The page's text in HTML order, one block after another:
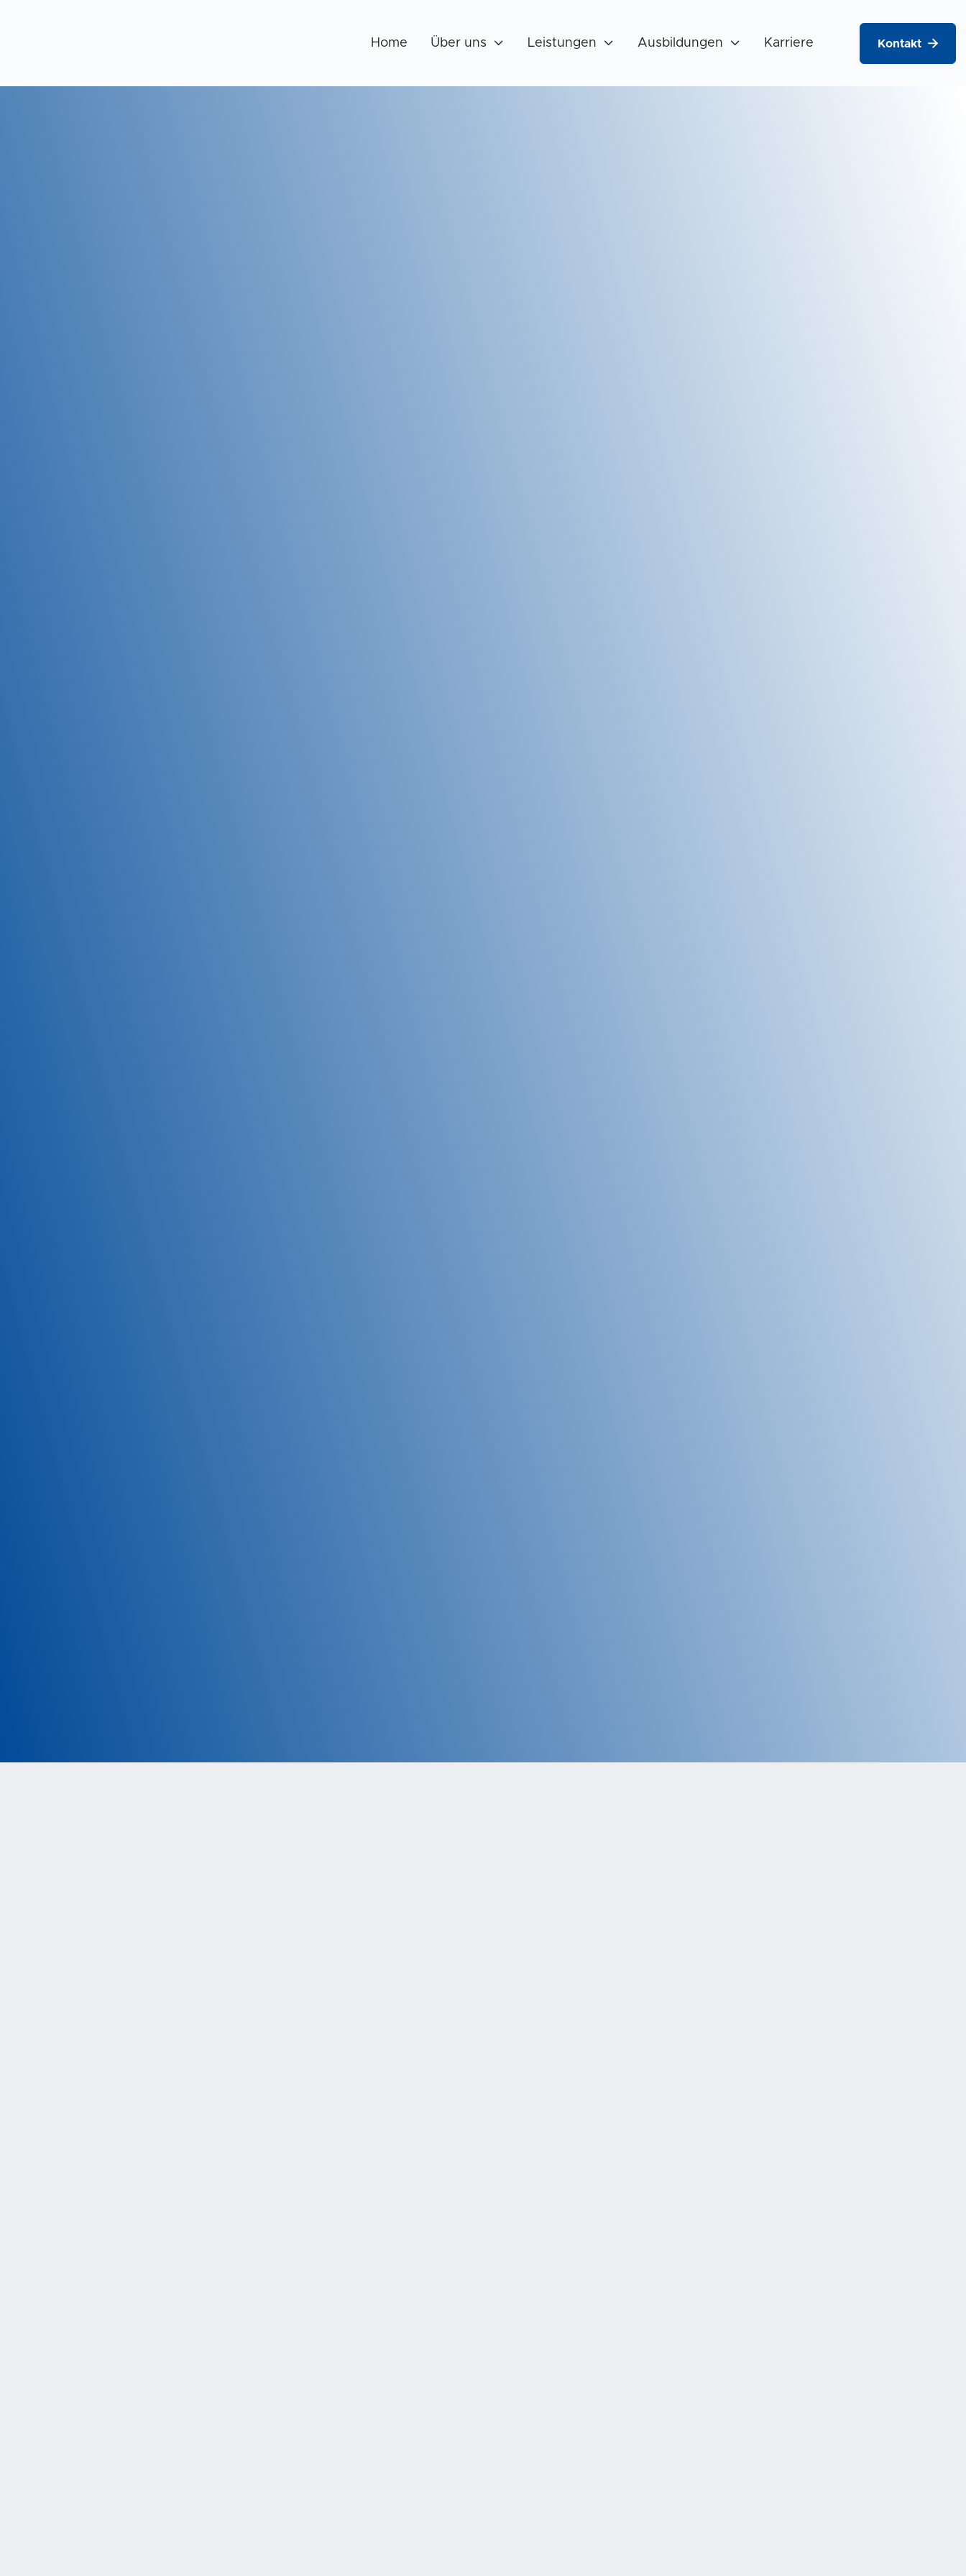
Home Über uns  Leistungen  Ausbildungen  Karriere Kontakt 